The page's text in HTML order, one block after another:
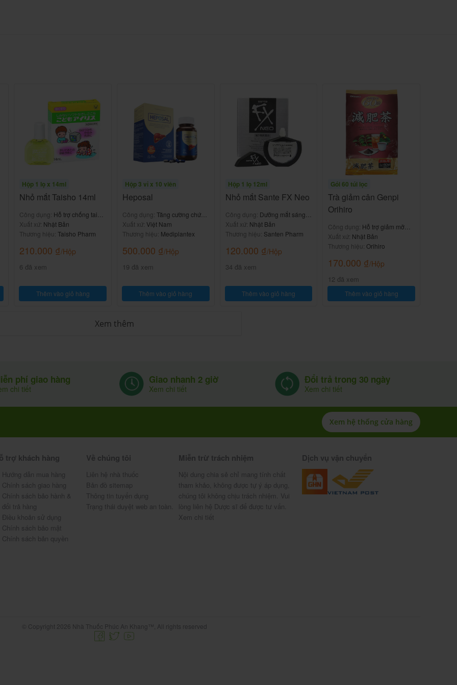
đơn, điều trị tăng huyết áp...
xẩy ra.
nào và liều lượng?
trị hoặc nhân viên y tế.
nhà sản xuất.
uống thuốc, quá liều và cách xử
liều đã quên, không uống gấp đôi liều.
để có hướng xử trí kịp thời.
thức ăn khi đang sử dụng thuốc
Hộp 1 lọ x 14ml
Nhỏ mắt Taisho 14ml
Công dụng: Hỗ trợ chống tai
bức xạ cho bé
Xuất xứ: Nhật Bản
Thương hiệu: Taisho Pharm
210.000 ₫/Hộp
6 đã xem
Thêm vào giỏ hàng
Hộp 3 vỉ x 10 viên
Heposal
Công dụng: Tăng cường chức
năng gan
Xuất xứ: Việt Nam
Thương hiệu: Mediplantex
500.000 ₫/Hộp
19 đã xem
Thêm vào giỏ hàng
Hộp 1 lọ 12ml
Nhỏ mắt Sante FX Neo
Công dụng: Dưỡng mắt sáng
khỏe
Xuất xứ: Nhật Bản
Thương hiệu: Santen Pharm
120.000 ₫/Hộp
34 đã xem
Thêm vào giỏ hàng
Gói 60 túi lọc
Trà giảm cân Genpi
Orihiro
Công dụng: Hỗ trợ giảm mỡ
thừa
Xuất xứ: Nhật Bản
Thương hiệu: Orihiro
170.000 ₫/Hộp
12 đã xem
Thêm vào giỏ hàng
Xem thêm
phí giao hàng
chi tiết
Giao nhanh 2 giờ
Xem chi tiết
Đổi trả trong 30 ngày
Xem chi tiết
Xem hệ thống cửa hàng
trợ khách hàng
Hướng dẫn mua hàng
Chính sách giao hàng
Chính sách bảo hành &
đổi trả hàng
Điều khoản sử dụng
Chính sách bảo mật
Chính sách bản quyền
Về chúng tôi
Liên hệ nhà thuốc
Bản đồ sitemap
Thông tin tuyển dụng
Trạng thái duyệt web an toàn.
Miễn trừ trách nhiệm
Nội dung chia sẻ chỉ mang tính chất
tham khảo, không được tự ý áp dụng,
chúng tôi không chịu trách nhiệm. Vui
lòng liên hệ Dược sĩ để được tư vấn.
Xem chi tiết
Dịch vụ vận chuyển
© Copyright 2026 Nhà Thuốc Phúc An Khang™, All rights reserved